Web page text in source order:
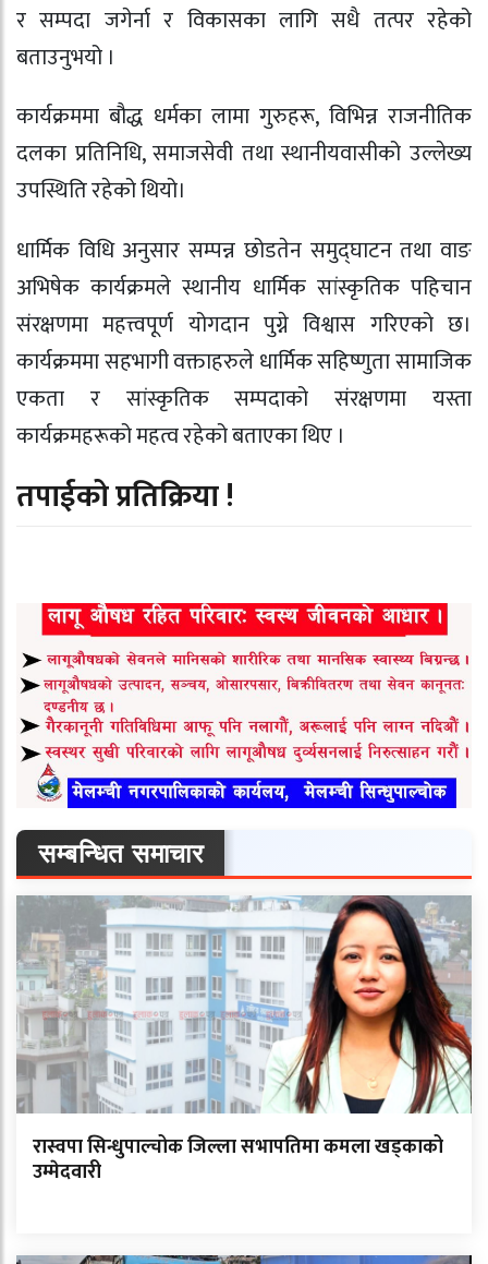
र सम्पदा जगेर्ना र विकासका लागि सधै तत्पर रहेको
बताउनुभयो ।
कार्यक्रममा बौद्ध धर्मका लामा गुरुहरू, विभिन्न राजनीतिक
दलका प्रतिनिधि, समाजसेवी तथा स्थानीयवासीको उल्लेख्य
उपस्थिति रहेको थियो।
धार्मिक विधि अनुसार सम्पन्न छोडतेन समुद्घाटन तथा वाङ
अभिषेक कार्यक्रमले स्थानीय धार्मिक सांस्कृतिक पहिचान
संरक्षणमा महत्त्वपूर्ण योगदान पुग्ने विश्वास गरिएको छ।
कार्यक्रममा सहभागी वक्ताहरुले धार्मिक सहिष्णुता सामाजिक
एकता र सांस्कृतिक सम्पदाको संरक्षणमा यस्ता
कार्यक्रमहरूको महत्व रहेको बताएका थिए ।
तपाईको प्रतिक्रिया !
सम्बन्धित समाचार
रास्वपा सिन्धुपाल्चोक जिल्ला सभापतिमा कमला खड्काको
उम्मेदवारी